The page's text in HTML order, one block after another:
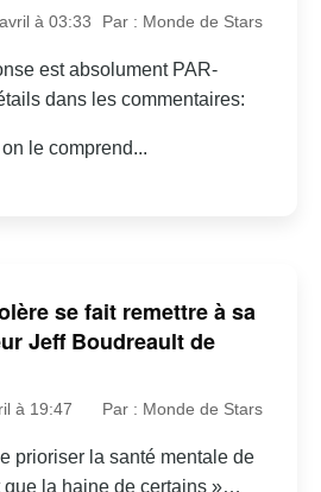
à 03:33 Par : Monde de Stars
est absolument PAR-
dans les commentaires:
on le comprend...
se fait remettre à sa
Jeff Boudreault de
à 19:47 Par : Monde de Stars
prioriser la santé mentale de
que la haine de certains »…